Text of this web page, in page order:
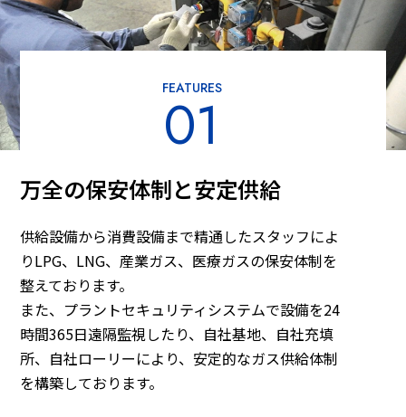
FEATURES
01
万全の保安体制と安定供給
供給設備から消費設備まで精通したスタッフによ
りLPG、LNG、産業ガス、医療ガスの保安体制を
整えております。
また、プラントセキュリティシステムで設備を24
時間365日遠隔監視したり、自社基地、自社充填
所、自社ローリーにより、安定的なガス供給体制
を構築しております。